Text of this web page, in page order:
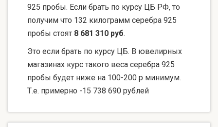
925 пробы. Если брать по курсу ЦБ РФ, то
получим что 132 килограмм серебра 925
пробы стоят 8 681 310 руб.
Это если брать по курсу ЦБ. В ювелирных
магазинах курс такого веса серебра 925
пробы будет ниже на 100-200 р минимум.
Т.е. примерно -15 738 690 рублей